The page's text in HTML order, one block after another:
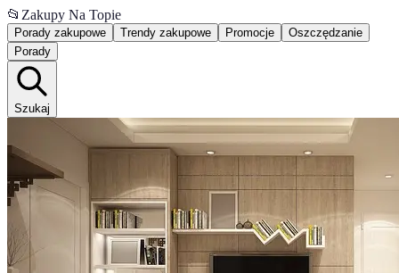
📂 Zakupy Na Topie
Porady zakupowe Trendy zakupowe Promocje
Oszczędzanie
Porady
Szukaj